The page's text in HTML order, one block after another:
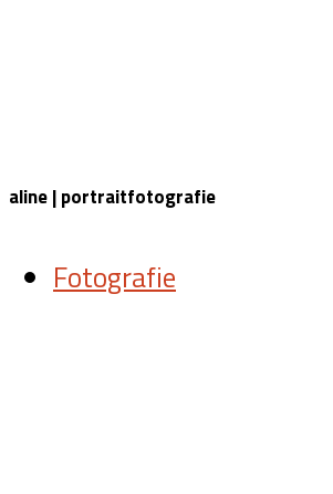
aline | portraitfotografie
Fotografie